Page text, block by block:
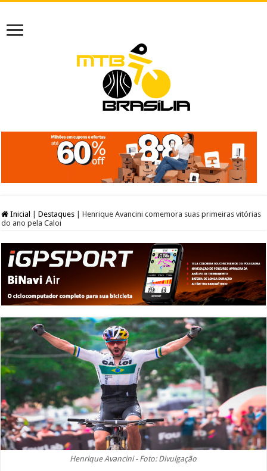
Inicial Destaques
Henrique Avancini comemora suas primeiras vitórias
do ano pela Caloi
Henrique Avancini - Foto: Divulgação